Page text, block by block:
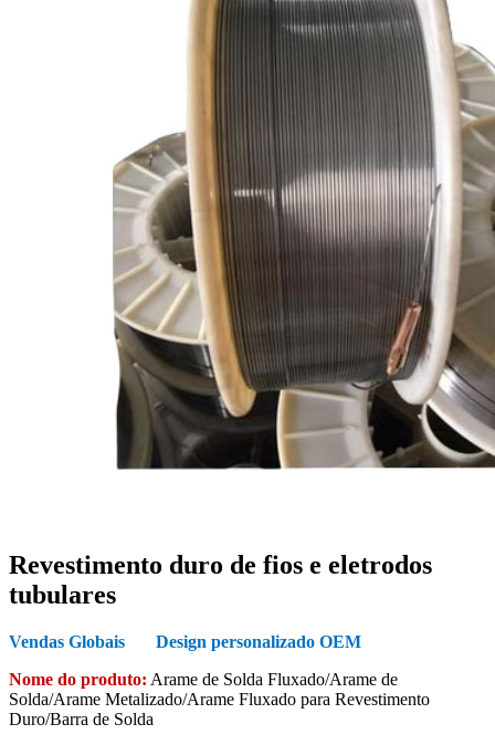
Revestimento duro de fios e eletrodos
tubulares
Vendas Globais Design personalizado OEM
Nome do produto: Arame de Solda Fluxado/Arame de
Solda/Arame Metalizado/Arame Fluxado para Revestimento
Duro/Barra de Solda